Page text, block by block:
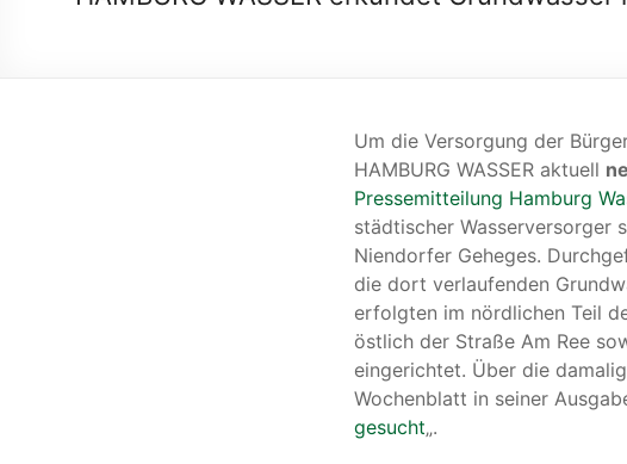
Um die Versorgung der
HAMBURG WASSER aktuell
Pressemitteilung Hamburg
städtischer Wasserversorger
Niendorfer Geheges.
die dort verlaufenden
erfolgten im nördlichen Teil
östlich der Straße Am Ree
eingerichtet. Über die
Wochenblatt in seiner
gesucht„.